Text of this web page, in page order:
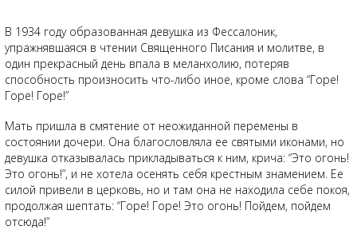
В 1934 году образованная девушка из Фессалоник,
упражнявшаяся в чтении Священного Писания и молитве, в
один прекрасный день впала в меланхолию, потеряв
способность произносить что-либо иное, кроме слова “Горе!
Горе! Горе!”
Мать пришла в смятение от неожиданной перемены в
состоянии дочери. Она благословляла ее святыми иконами, но
девушка отказывалась прикладываться к ним, крича: “Это огонь!
Это огонь!”, и не хотела осенять себя крестным знамением. Ее
силой привели в церковь, но и там она не находила себе покоя,
продолжая шептать: “Горе! Горе! Это огонь! Пойдем, пойдем
отсюда!”